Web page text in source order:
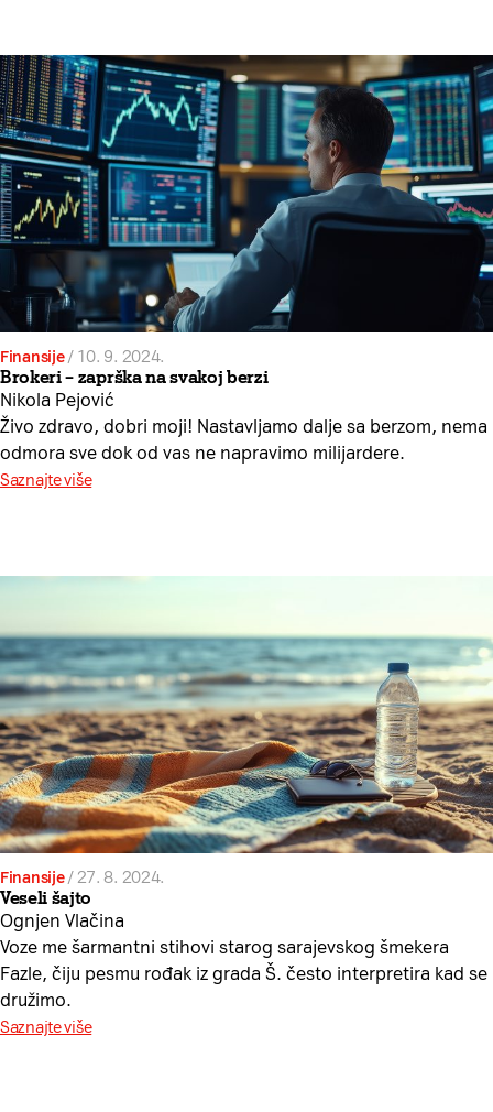
Finansije/ 10. 9. 2024.
Brokeri – zaprška na svakoj berzi
Nikola Pejović
Živo zdravo, dobri moji! Nastavljamo dalje sa berzom, nema
odmora sve dok od vas ne napravimo milijardere.
Saznajte više
Finansije/27. 8. 2024.
Veseli šajto
Ognjen Vlačina
Voze me šarmantni stihovi starog sarajevskog šmekera
Fazle, čiju pesmu rođak iz grada Š. često interpretira kad se
družimo.
Saznajte više